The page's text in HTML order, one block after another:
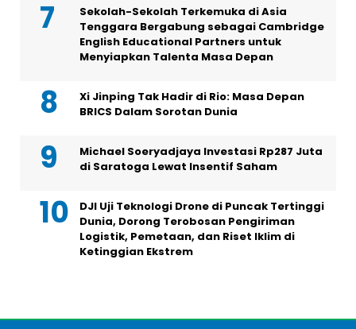
Sekolah-Sekolah Terkemuka di Asia
Tenggara Bergabung sebagai Cambridge
English Educational Partners untuk
Menyiapkan Talenta Masa Depan
Xi Jinping Tak Hadir di Rio: Masa Depan
BRICS Dalam Sorotan Dunia
Michael Soeryadjaya Investasi Rp287 Juta
di Saratoga Lewat Insentif Saham
DJI Uji Teknologi Drone di Puncak Tertinggi
Dunia, Dorong Terobosan Pengiriman
Logistik, Pemetaan, dan Riset Iklim di
Ketinggian Ekstrem